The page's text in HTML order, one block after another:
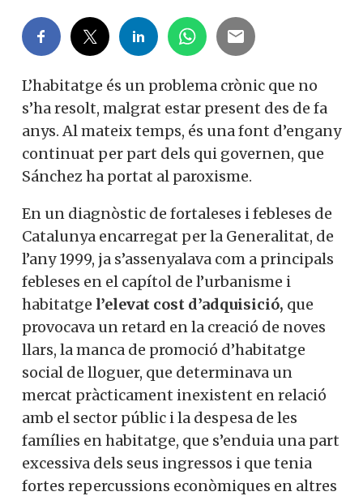
L’habitatge és un problema crònic que no
s’ha resolt, malgrat estar present des de fa
anys. Al mateix temps, és una font d’engany
continuat per part dels qui governen, que
Sánchez ha portat al paroxisme.
En un diagnòstic de fortaleses i febleses de
Catalunya encarregat per la Generalitat, de
l’any 1999, ja s’assenyalava com a principals
febleses en el capítol de l’urbanisme i
habitatge l’elevat cost d’adquisició, que
provocava un retard en la creació de noves
llars, la manca de promoció d’habitatge
social de lloguer, que determinava un
mercat pràcticament inexistent en relació
amb el sector públic i la despesa de les
famílies en habitatge, que s’enduia una part
excessiva dels seus ingressos i que tenia
fortes repercussions econòmiques en altres